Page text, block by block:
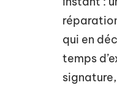
qui en
temps